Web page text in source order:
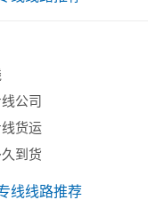
公司
货运
到货
线线路推荐